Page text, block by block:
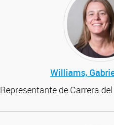
Williams,
Representante de Carrera